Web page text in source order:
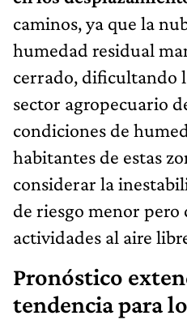
caminos, ya que la
humedad residual
cerrado, dificultando
sector agropecuario
condiciones de
habitantes de estas
considerar la
de riesgo menor pero
actividades al aire
Pronóstico
tendencia para